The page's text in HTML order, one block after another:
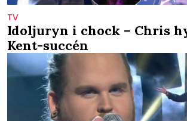
TV
Idoljuryn i chock – Chris
Kent-succén